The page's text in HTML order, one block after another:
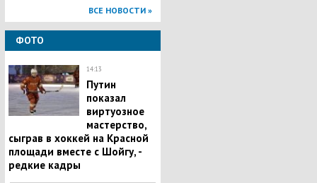
ВСЕ НОВОСТИ »
ФОТО
14:13
Путин
показал
виртуозное
мастерство,
сыграв в хоккей на Красной
площади вместе с Шойгу, -
редкие кадры